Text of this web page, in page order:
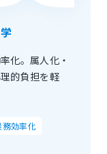
化。属人化・
的負担を軽
務効率化